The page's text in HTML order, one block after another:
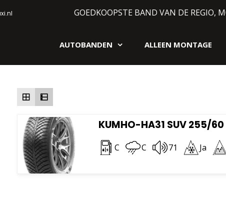
GOEDKOOPSTE BAND VAN DE REGIO,
AUTOBANDEN ALLEEN MONTAGE
KUMHO-HA31 SUV 255/60
C C 71 Ja